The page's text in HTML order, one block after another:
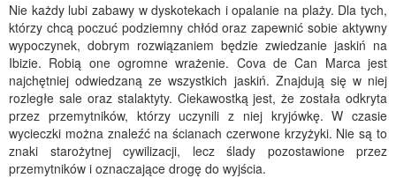
Nie każdy lubi zabawy w dyskotekach i opalanie na plaży. Dla tych,
którzy chcą poczuć podziemny chłód oraz zapewnić sobie aktywny
wypoczynek, dobrym rozwiązaniem będzie zwiedzanie jaskiń na
Ibizie. Robią one ogromne wrażenie. Cova de Can Marca jest
najchętniej odwiedzaną ze wszystkich jaskiń. Znajdują się w niej
rozległe sale oraz stalaktyty. Ciekawostką jest, że została odkryta
przez przemytników, którzy uczynili z niej kryjówkę. W czasie
wycieczki można znaleźć na ścianach czerwone krzyżyki. Nie są to
znaki starożytnej cywilizacji, lecz ślady pozostawione przez
przemytników i oznaczające drogę do wyjścia.